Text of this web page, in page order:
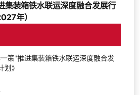
集装箱铁水联运深度融合发展行
年）
一策"推进集装箱铁水联运深度融合发
划》